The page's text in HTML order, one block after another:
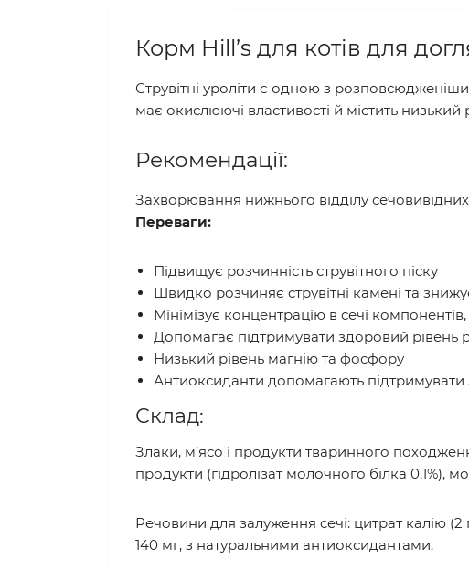
Корм Hill’s для котів для
Струвітні уроліти є одною з
має окислюючі властивості й містить низький
Рекомендації:
Захворювання нижнього відділу сечовивідних
Переваги:
Підвищує розчинність струвітного піску
Швидко розчиняє струвітні камені та
Мінімізує концентрацію в сечі
Допомагає підтримувати здоровий рівень
Низький рівень магнію та фосфору
Антиоксиданти допомагають підтримувати
Склад:
Злаки, м’ясо і продукти тваринного
продукти (гідролізат молочного білка 0,1%),
Речовини для залуження сечі: цитрат калію
140 мг, з натуральними антиоксидантами.